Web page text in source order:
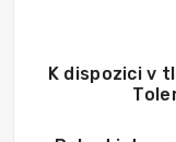
K dispozici v